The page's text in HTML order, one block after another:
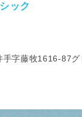
ック
手字藤牧1616-87